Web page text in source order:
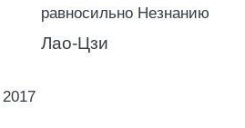
равносильно Незнанию
Лао-Цзи